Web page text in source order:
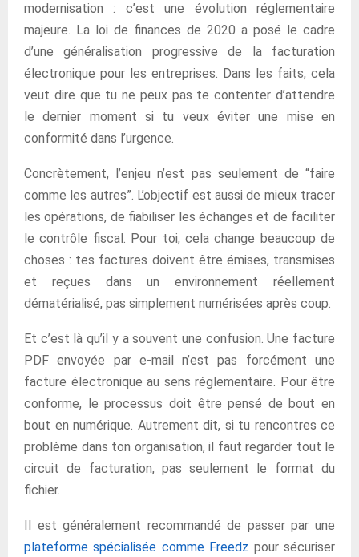
modernisation : c’est une évolution réglementaire
majeure. La loi de finances de 2020 a posé le cadre
d’une généralisation progressive de la facturation
électronique pour les entreprises. Dans les faits, cela
veut dire que tu ne peux pas te contenter d’attendre
le dernier moment si tu veux éviter une mise en
conformité dans l’urgence.
Concrètement, l’enjeu n’est pas seulement de “faire
comme les autres”. L’objectif est aussi de mieux tracer
les opérations, de fiabiliser les échanges et de faciliter
le contrôle fiscal. Pour toi, cela change beaucoup de
choses : tes factures doivent être émises, transmises
et reçues dans un environnement réellement
dématérialisé, pas simplement numérisées après coup.
Et c’est là qu’il y a souvent une confusion. Une facture
PDF envoyée par e-mail n’est pas forcément une
facture électronique au sens réglementaire. Pour être
conforme, le processus doit être pensé de bout en
bout en numérique. Autrement dit, si tu rencontres ce
problème dans ton organisation, il faut regarder tout le
circuit de facturation, pas seulement le format du
fichier.
Il est généralement recommandé de passer par une
plateforme spécialisée comme Freedz pour sécuriser